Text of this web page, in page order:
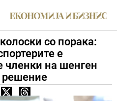
со порака:
е
членки на шенген
решение